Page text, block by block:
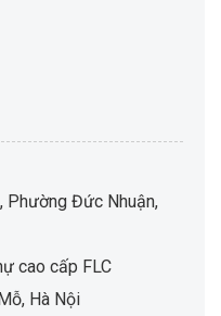
Phường Đức Nhuận,
cao cấp FLC
Hà Nội